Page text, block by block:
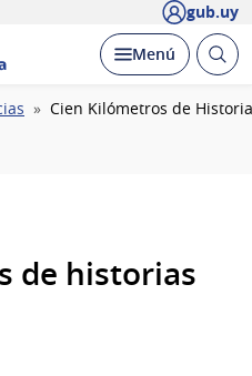
gub.uy
Desplegar
Menú Abrir
Cien Kilómetros de
de historias